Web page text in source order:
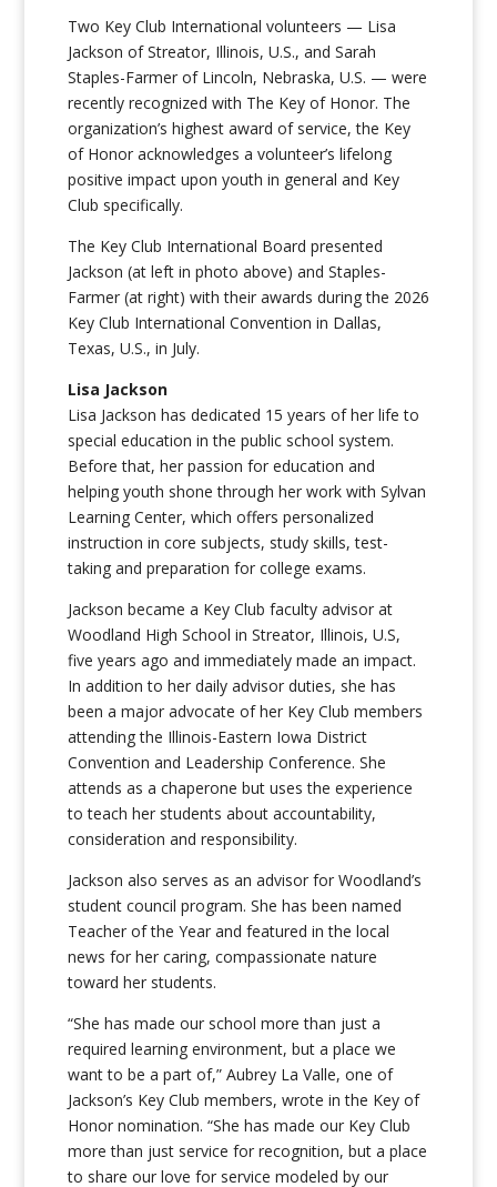
Two Key Club International volunteers — Lisa
Jackson of Streator, Illinois, U.S., and Sarah
Staples-Farmer of Lincoln, Nebraska, U.S. — were
recently recognized with The Key of Honor. The
organization’s highest award of service, the Key
of Honor acknowledges a volunteer’s lifelong
positive impact upon youth in general and Key
Club specifically.
The Key Club International Board presented
Jackson (at left in photo above) and Staples-
Farmer (at right) with their awards during the 2026
Key Club International Convention in Dallas,
Texas, U.S., in July.
Lisa Jackson
Lisa Jackson has dedicated 15 years of her life to
special education in the public school system.
Before that, her passion for education and
helping youth shone through her work with Sylvan
Learning Center, which offers personalized
instruction in core subjects, study skills, test-
taking and preparation for college exams.
Jackson became a Key Club faculty advisor at
Woodland High School in Streator, Illinois, U.S,
five years ago and immediately made an impact.
In addition to her daily advisor duties, she has
been a major advocate of her Key Club members
attending the Illinois-Eastern Iowa District
Convention and Leadership Conference. She
attends as a chaperone but uses the experience
to teach her students about accountability,
consideration and responsibility.
Jackson also serves as an advisor for Woodland’s
student council program. She has been named
Teacher of the Year and featured in the local
news for her caring, compassionate nature
toward her students.
“She has made our school more than just a
required learning environment, but a place we
want to be a part of,” Aubrey La Valle, one of
Jackson’s Key Club members, wrote in the Key of
Honor nomination. “She has made our Key Club
more than just service for recognition, but a place
to share our love for service modeled by our